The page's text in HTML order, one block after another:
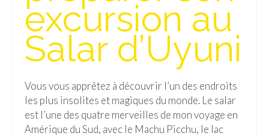
Saint-Malo
Savoie
Allemagne
Berlin
excursion au
Salar d’Uyuni
Vous vous apprêtez à découvrir l’un des endroits
les plus insolites et magiques du monde. Le salar
est l’une des quatre merveilles de mon voyage en
Amérique du Sud, avec le Machu Picchu, le lac